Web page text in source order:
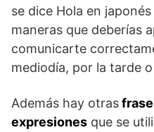
se dice Hola en
maneras que deberías
comunicarte
mediodía, por la tarde
Además hay otras
expresiones que se